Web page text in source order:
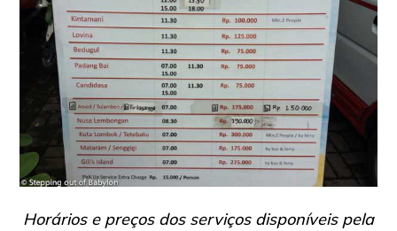
Horários e preços dos serviços disponíveis pela